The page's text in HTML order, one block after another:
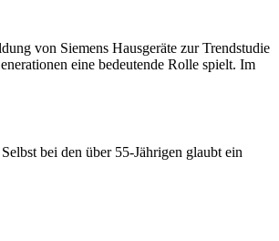
von Siemens Hausgeräte zur Trendstudie
eine bedeutende Rolle spielt. Im
bei den über 55-Jährigen glaubt ein